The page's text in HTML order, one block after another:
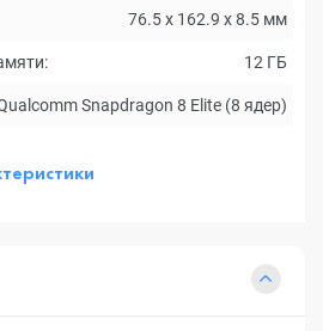
76.5 x 162.9 x 8.5 мм
12 ГБ
Snapdragon 8 Elite (8 ядер)